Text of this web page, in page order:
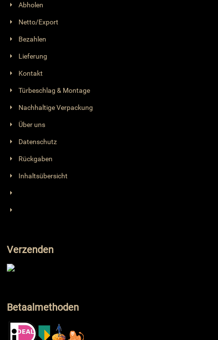
Abholen
Netto/Export
Bezahlen
Lieferung
Kontakt
Türbeschlag & Montage
Nachhaltige Verpackung
Über uns
Datenschutz
Rückgaben
Inhaltsübersicht
Verzenden
Betaalmethoden